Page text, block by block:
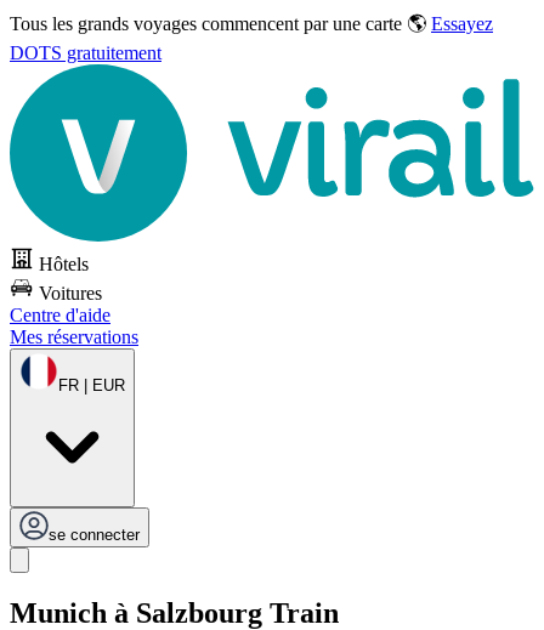
Tous les grands voyages commencent par une carte 🌎 Essayez
DOTS gratuitement
Hôtels
Voitures
Centre d'aide
Mes réservations
FR | EUR
se connecter
Munich à Salzbourg Train